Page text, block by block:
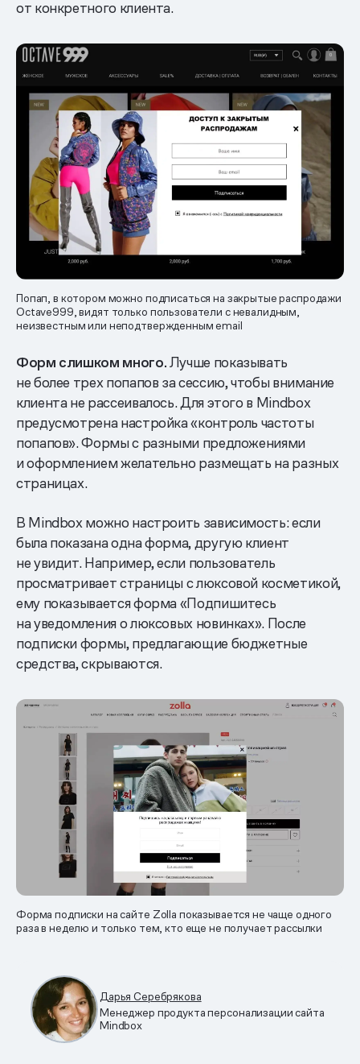
от конкретного клиента.
Попап, в котором можно подписаться на закрытые распродажи
Octave999, видят только пользователи с невалидным,
неизвестным или неподтвержденным email
Форм слишком много.Лучше показывать
не более трех попапов за сессию, чтобы внимание
клиента не рассеивалось. Для этого в Mindbox
предусмотрена настройка «контроль частоты
попапов». Формы с разными предложениями
и оформлением желательно размещать на разных
страницах.
В Mindbox можно настроить зависимость: если
была показана одна форма, другую клиент
не увидит. Например, если пользователь
просматривает страницы с люксовой косметикой,
ему показывается форма «Подпишитесь
на уведомления о люксовых новинках». После
подписки формы, предлагающие бюджетные
средства, скрываются.
Форма подписки на сайте Zolla показывается не чаще одного
раза в неделю и только тем, кто еще не получает рассылки
Дарья Серебрякова
Менеджер продукта персонализации сайта
Mindbox